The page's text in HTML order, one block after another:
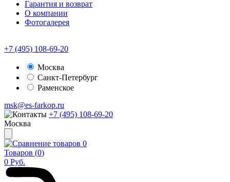
Гарантия и возврат
О компании
Фотогалерея
+7 (495) 108-69-20
Москва
Санкт-Петербург
Раменское
msk@es-farkop.ru
+7 (495) 108-69-20
Москва
0
Товаров (0)
0 Руб.